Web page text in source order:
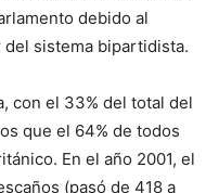
debido al
sistema bipartidista.
con el 33% del total del
que el 64% de todos
En el año 2001, el
(pasó de 418 a